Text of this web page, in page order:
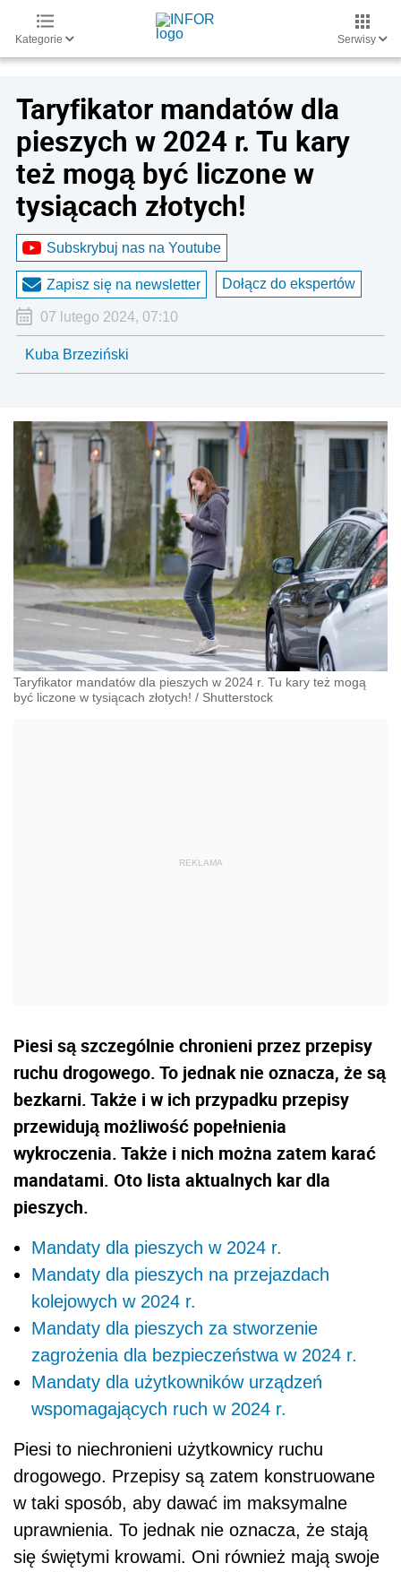
Kategorie Serwisy
Taryfikator mandatów dla
pieszych w 2024 r. Tu kary
też mogą być liczone w
tysiącach złotych!
Subskrybuj nas na Youtube
Zapisz się na newsletter Dołącz do ekspertów
07 lutego 2024, 07:10
Kuba Brzeziński
Taryfikator mandatów dla pieszych w 2024 r. Tu kary też mogą
być liczone w tysiącach złotych! / Shutterstock
Piesi są szczególnie chronieni przez przepisy
ruchu drogowego. To jednak nie oznacza, że są
bezkarni. Także i w ich przypadku przepisy
przewidują możliwość popełnienia
wykroczenia. Także i nich można zatem karać
mandatami. Oto lista aktualnych kar dla
pieszych.
Mandaty dla pieszych w 2024 r.
Mandaty dla pieszych na przejazdach
kolejowych w 2024 r.
Mandaty dla pieszych za stworzenie
zagrożenia dla bezpieczeństwa w 2024 r.
Mandaty dla użytkowników urządzeń
wspomagających ruch w 2024 r.
Piesi to niechronieni użytkownicy ruchu
drogowego. Przepisy są zatem konstruowane
w taki sposób, aby dawać im maksymalne
uprawnienia. To jednak nie oznacza, że stają
się świętymi krowami. Oni również mają swoje